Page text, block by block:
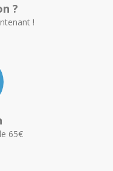
?
!
65€